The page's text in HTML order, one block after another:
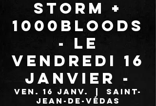
Storm +
1000bloods
- Le
Vendredi 16
Janvier -
ven. 16 janv.
Saint-
Jean-de-Védas